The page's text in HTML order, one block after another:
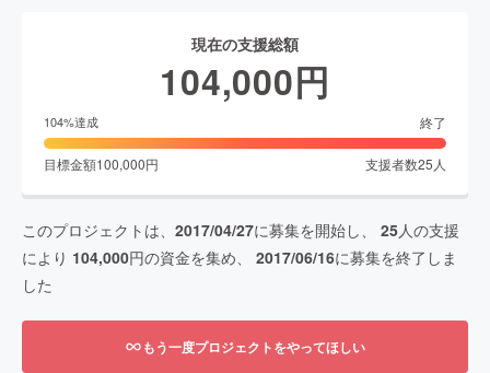
現在の支援総額
104,000円
104%達成 終了
目標金額100,000円 支援者数25 人
このプロジェクトは、 2017/04/27に募集を開始し、 25人の支援
により 104,000円の資金を集め、 2017/06/16に募集を終了しま
した
もう一度プロジェクトをやってほしい